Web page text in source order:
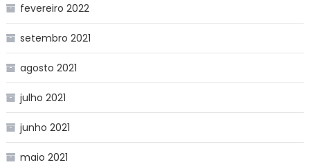
fevereiro 2022
setembro 2021
agosto 2021
julho 2021
junho 2021
maio 2021